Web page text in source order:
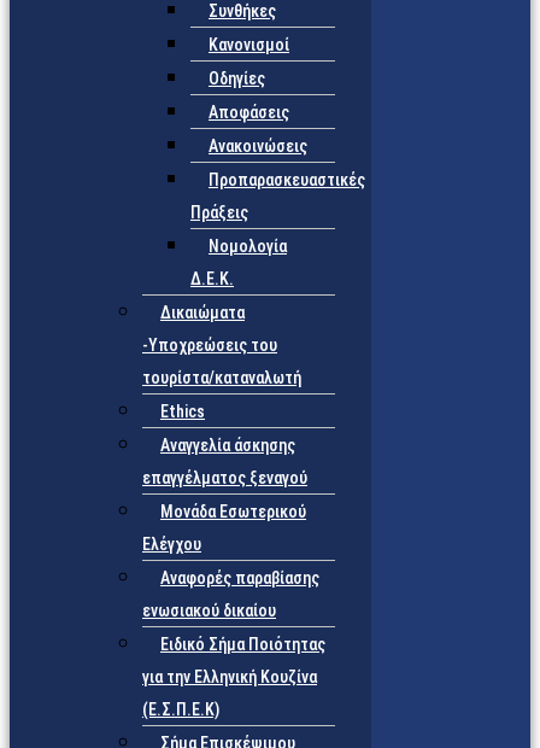
Συνθήκες
Κανονισμοί
Οδηγίες
Αποφάσεις
Ανακοινώσεις
Προπαρασκευαστικές
Πράξεις
Νομολογία
Δ.Ε.Κ.
Δικαιώματα
-Υποχρεώσεις του
τουρίστα/καταναλωτή
Ethics
Αναγγελία άσκησης
επαγγέλματος ξεναγού
Μονάδα Εσωτερικού
Ελέγχου
Αναφορές παραβίασης
ενωσιακού δικαίου
Ειδικό Σήμα Ποιότητας
για την Ελληνική Κουζίνα
(Ε.Σ.Π.Ε.Κ)
Σήμα Επισκέψιμου